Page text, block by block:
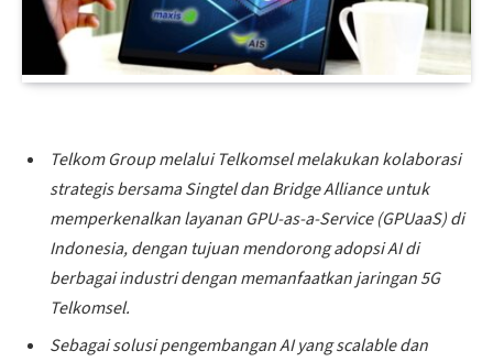
Telkom Group melalui Telkomsel melakukan kolaborasi
strategis bersama Singtel dan Bridge Alliance untuk
memperkenalkan layanan GPU-as-a-Service (GPUaaS) di
Indonesia, dengan tujuan mendorong adopsi AI di
berbagai industri dengan memanfaatkan jaringan 5G
Telkomsel.
Sebagai solusi pengembangan AI yang scalable dan